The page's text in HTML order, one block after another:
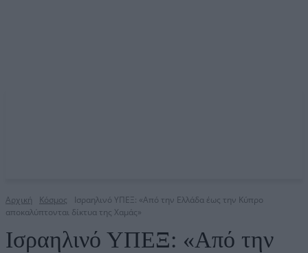
Αρχική Κόσμος
Ισραηλινό ΥΠΕΞ: «Από την Ελλάδα έως την Κύπρο
αποκαλύπτονται δίκτυα της Χαμάς»
Ισραηλινό ΥΠΕΞ: «Από την